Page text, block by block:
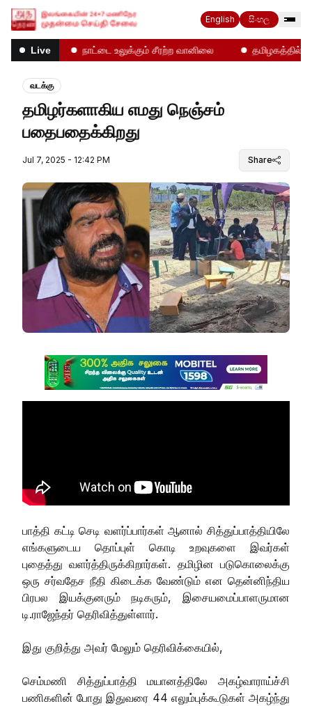
English සිංහල
Live நாட்டை உலுக்கும் சீரற்ற வானிலை தமிழகத்தில்
வடக்கு
தமிழர்களாகிய எமது நெஞ்சம்
பதைபதைக்கிறது
Jul 7, 2025 - 12:42 PM Share
பாத்தி கட்டி செடி வளர்ப்பார்கள் ஆனால் சித்துப்பாத்தியிலே
எங்களுடைய தொப்புள் கொடி உறவுகளை இவர்கள்
புதைத்து வளர்த்திருக்கிறார்கள். தமிழின படுகொலைக்கு
ஒரு சர்வதேச நீதி கிடைக்க வேண்டும் என தென்னிந்திய
பிரபல இயக்குனரும் நடிகரும், இசையமைப்பாளருமான
டி.ராஜேந்தர் தெரிவித்துள்ளார்.
இது குறித்து அவர் மேலும் தெரிவிக்கையில்,
செம்மணி சித்துப்பாத்தி மயானத்திலே அகழ்வாராய்ச்சி
பணிகளின் போது இதுவரை 44 எலும்புக்கூடுகள் அகழ்ந்து